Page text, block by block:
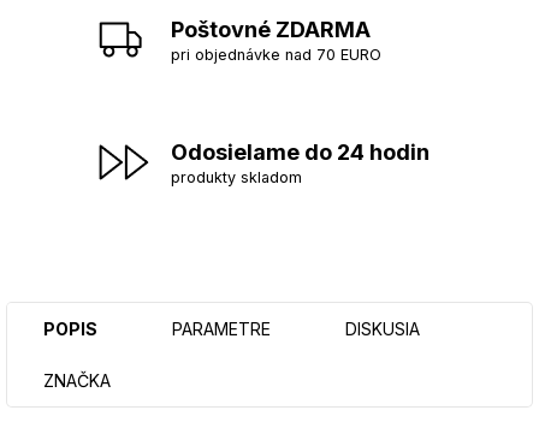
Poštovné ZDARMA
pri objednávke nad 70 EURO
Odosielame do 24 hodin
produkty skladom
POPIS PARAMETRE DISKUSIA
ZNAČKA